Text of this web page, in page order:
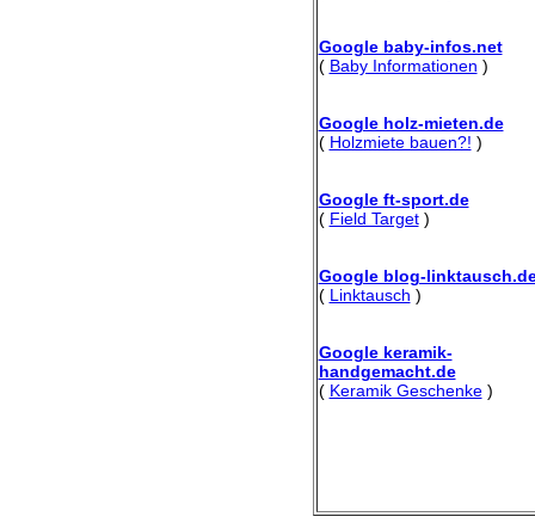
Google baby-infos.net
( Baby Informationen )
Google holz-mieten.de
( Holzmiete bauen?! )
Google ft-sport.de
( Field Target)
Google blog-
( Linktausch )
Google keramik-
handgemacht.de
( Keramik Geschenke)